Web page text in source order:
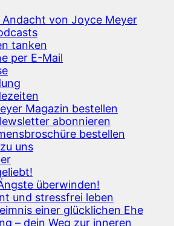
Andacht von Joyce Meyer
tanken
per E-Mail
Magazin bestellen
abonnieren
bestellen
uns
überwinden!
und stressfrei leben
einer glücklichen Ehe
– dein Weg zur inneren